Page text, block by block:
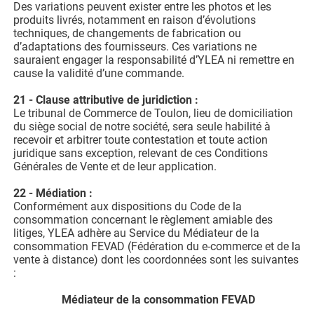
Des variations peuvent exister entre les photos et les
produits livrés, notamment en raison d’évolutions
techniques, de changements de fabrication ou
d’adaptations des fournisseurs. Ces variations ne
sauraient engager la responsabilité d’YLEA ni remettre en
cause la validité d’une commande.
21 - Clause attributive de juridiction :
Le tribunal de Commerce de Toulon, lieu de domiciliation
du siège social de notre société, sera seule habilité à
recevoir et arbitrer toute contestation et toute action
juridique sans exception, relevant de ces Conditions
Générales de Vente et de leur application.
22 - Médiation :
Conformément aux dispositions du Code de la
consommation concernant le règlement amiable des
litiges, YLEA adhère au Service du Médiateur de la
consommation FEVAD (Fédération du e-commerce et de la
vente à distance) dont les coordonnées sont les suivantes
:
Médiateur de la consommation FEVAD